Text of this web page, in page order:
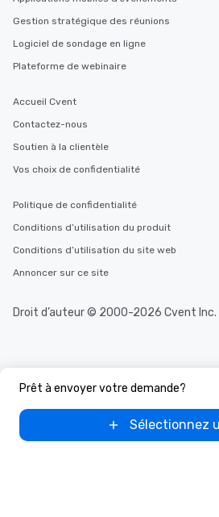
Prêt à envoyer votre demande?
Sélectionnez
Gestion stratégique des réunions
Logiciel de sondage en ligne
Plateforme de webinaire
Accueil Cvent
Contactez-nous
Soutien à la clientèle
Vos choix de confidentialité
Politique de confidentialité
Conditions d’utilisation du produit
Conditions d’utilisation du site web
Annoncer sur ce site
Droit d’auteur © 2000-2026 Cvent Inc.